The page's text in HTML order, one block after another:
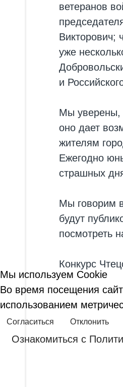
ветеранов
Викторович;
уже
и
Мы уверены,
оно дает
жителям
Ежегодно
страшных
Мы говорим
будут
посмотреть
Конкурс
Мы используем Cookie
Во время посещения
использованием
Согласиться Отклонить
Ознакомиться с